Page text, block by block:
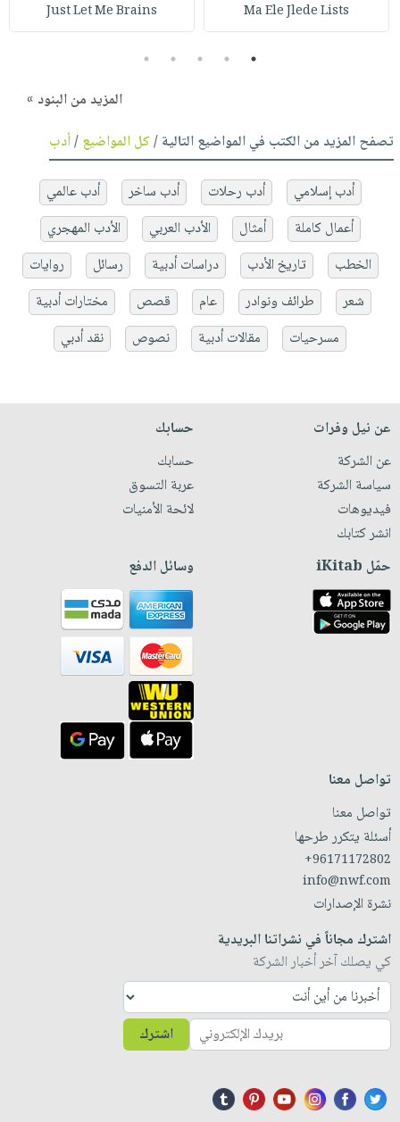
Ma Ele Jlede Lists
Just Let Me Brains
1
2
3
4
5
المزيد من البنود »
تصفح المزيد من الكتب في المواضيع التالية /كل المواضيع/أدب
أدب إسلامي أدب رحلات أدب ساخر
أدب عالمي
أعمال كاملة
أمثال الأدب العربي
الأدب المهجري
الخطب
تاريخ الأدب دراسات أدبية رسائل
روايات
شعر
طرائف ونوادر عام قصص
مختارات أدبية
مسرحيات
مقالات أدبية نصوص نقد أدبي
عن نيل وفرات
عن الشركة
سياسة الشركة
فيديوهات
انشر كتابك
حسابك
حسابك
عربة التسوق
لائحة الأمنيات
حمّل iKitab وسائل الدفع
تواصل معنا
تواصل معنا
أسئلة يتكرر طرحها
+96171172802
info@nwf.com
نشرة الإصدارات
اشترك مجاناً في نشراتنا البريدية
كي يصلك آخر أخبار الشركة
اشترك